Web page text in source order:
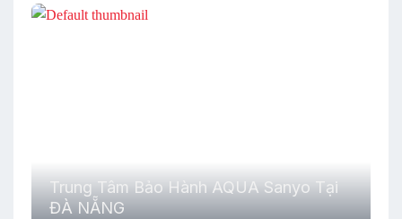
Trung Tâm Bảo Hành AQUA Sanyo Tại
ĐÀ NẴNG